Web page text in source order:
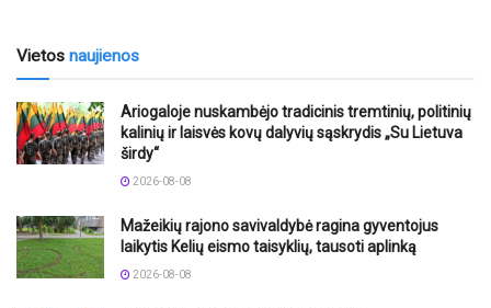
Vietos naujienos
Ariogaloje nuskambėjo tradicinis tremtinių, politinių
kalinių ir laisvės kovų dalyvių sąskrydis „Su Lietuva
širdy“
2026-08-08
Mažeikių rajono savivaldybė ragina gyventojus
laikytis Kelių eismo taisyklių, tausoti aplinką
2026-08-08